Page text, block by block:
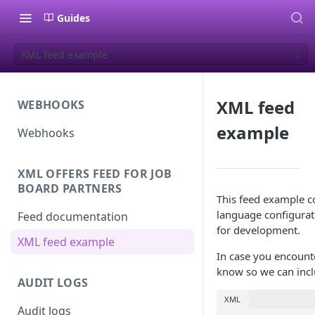
Guides
XML feed example
WEBHOOKS
Webhooks
XML OFFERS FEED FOR JOB
BOARD PARTNERS
Feed documentation
XML feed example
AUDIT LOGS
Audit logs
XML feed
example
This feed example
language
for development.
In case you
know so we can
XML